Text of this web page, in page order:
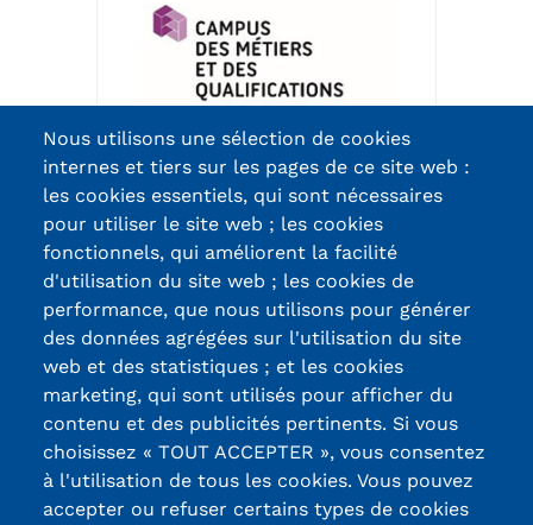
l'Expérience (VAE)
Validation des études
supérieures (VES)
Validation des acquis
professionnels et personnels
(VAPP)
Infos pratiques
Discrimination/égalité/mixité
Handi'Cnam
Témoignages
13, Rue Ernest
Thierry-Mieg
90010 BELFORT
Certifications /
Labels qualité
Nous utilisons une sélection de cookies
internes et tiers sur les pages de ce site web :
les cookies essentiels, qui sont nécessaires
pour utiliser le site web ; les cookies
fonctionnels, qui améliorent la facilité
d'utilisation du site web ; les cookies de
performance, que nous utilisons pour générer
des données agrégées sur l'utilisation du site
web et des statistiques ; et les cookies
marketing, qui sont utilisés pour afficher du
contenu et des publicités pertinents. Si vous
choisissez « TOUT ACCEPTER », vous consentez
à l'utilisation de tous les cookies. Vous pouvez
accepter ou refuser certains types de cookies